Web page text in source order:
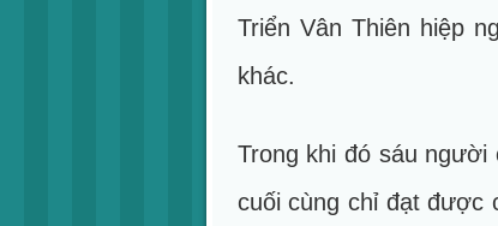
Triển Vân Thiên hiệp
khác.
Trong khi đó sáu
cuối cùng chỉ đạt được